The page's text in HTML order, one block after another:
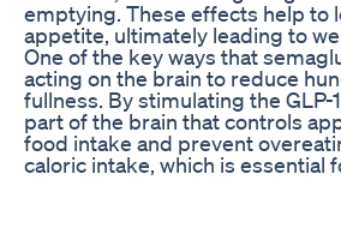
emptying. These effects help to
appetite, ultimately leading to
One of the key ways that
acting on the brain to reduce
fullness. By stimulating the
part of the brain that controls
food intake and prevent
caloric intake, which is essential